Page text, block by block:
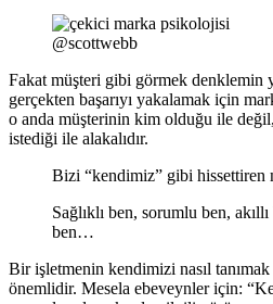
@scottwebb
Fakat müşteri gibi görmek denklemin
gerçekten başarıyı yakalamak için
o anda müşterinin kim olduğu ile
istediği ile alakalıdır.
Bizi “kendimiz” gibi hissettiren
Sağlıklı ben, sorumlu ben,
ben…
Bir işletmenin kendimizi nasıl
önemlidir. Mesela ebeveynler için: